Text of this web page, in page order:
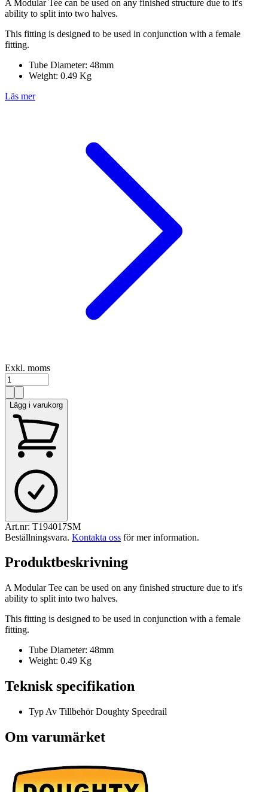
A Modular Tee can be used on any finished structure due to it's
ability to split into two halves.
This fitting is designed to be used in conjunction with a female
fitting.
Tube Diameter: 48mm
Weight: 0.49 Kg
Läs mer
Exkl. moms
Lägg i varukorg
Art.nr: T194017SM
Beställningsvara. Kontakta oss för mer information.
Produktbeskrivning
A Modular Tee can be used on any finished structure due to it's
ability to split into two halves.
This fitting is designed to be used in conjunction with a female
fitting.
Tube Diameter: 48mm
Weight: 0.49 Kg
Teknisk specifikation
Typ Av TillbehörDoughty Speedrail
Om varumärket